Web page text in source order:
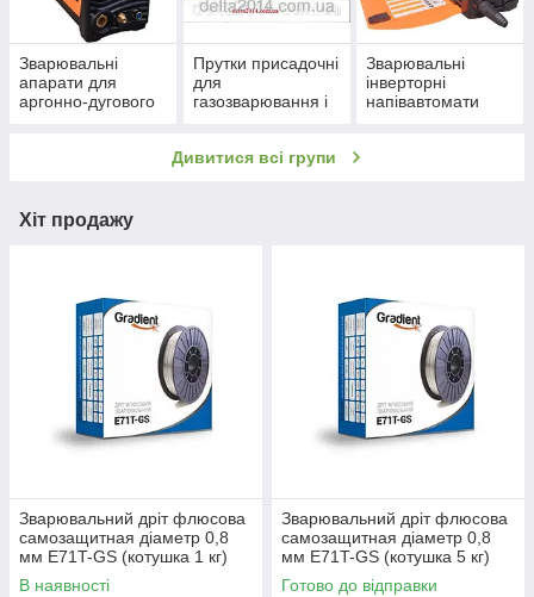
Зварювальні
апарати для
аргонно-дугового
Прутки присадочні
для
газозварювання і
захисних газів.
Зварювальні
інверторні
напівавтомати
Дивитися всі групи
Хіт продажу
Зварювальний дріт флюсова
самозащитная діаметр 0,8
мм E71T-GS (котушка 1 кг)
без газу
В наявності
Зварювальний дріт флюсова
самозащитная діаметр 0,8
мм E71T-GS (котушка 5 кг)
без газу
Готово до відправки